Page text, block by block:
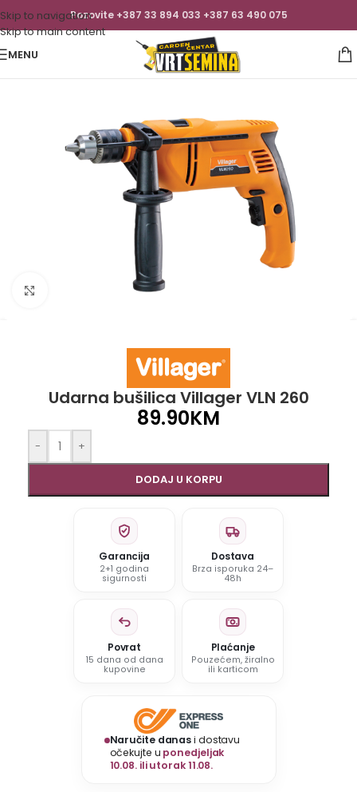
Skip to navigation
Skip to main content
Pozovite +387 33 894 033 +387 63 490 075
MENU
Udarna bušilica Villager VLN 260
89.90KM
- +
DODAJ U KORPU
Garancija
2+1 godina
sigurnosti
Dostava
Brza isporuka 24–
48h
Povrat
15 dana od dana
kupovine
Plaćanje
Pouzećem, žiralno
ili karticom
Naručite danasi dostavu
očekujte u ponedjeljak
10.08. ili utorak 11.08.